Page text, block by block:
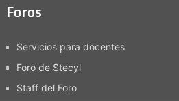
Foros
Servicios para docentes
Foro de Stecyl
Staff del Foro